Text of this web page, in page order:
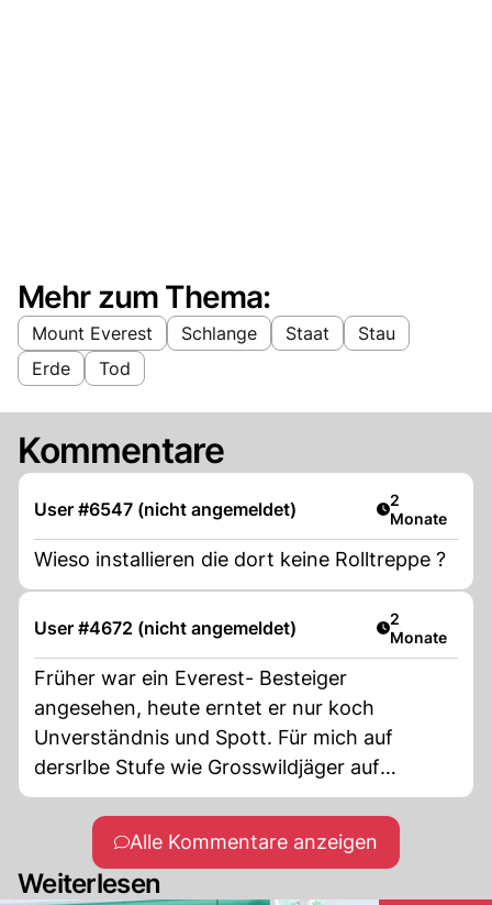
Mehr zum Thema:
Mount Everest Schlange Staat
Stau
Erde
Tod
Kommentare
User #6547 (nicht angemeldet) Artikel
2
Monate
Wieso installieren die dort keine Rolltreppe ?
User #4672 (nicht angemeldet) Artikel
2
Monate
Früher war ein Everest- Besteiger
angesehen, heute erntet er nur koch
Unverständnis und Spott. Für mich auf
dersrlbe Stufe wie Grosswildjäger auf
Trophäenjagd.
Alle Kommentare anzeigen
Weiterlesen